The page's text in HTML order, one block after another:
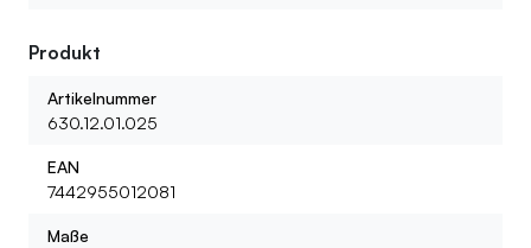
Produkt
Artikelnummer
630.12.01.025
EAN
7442955012081
Maße